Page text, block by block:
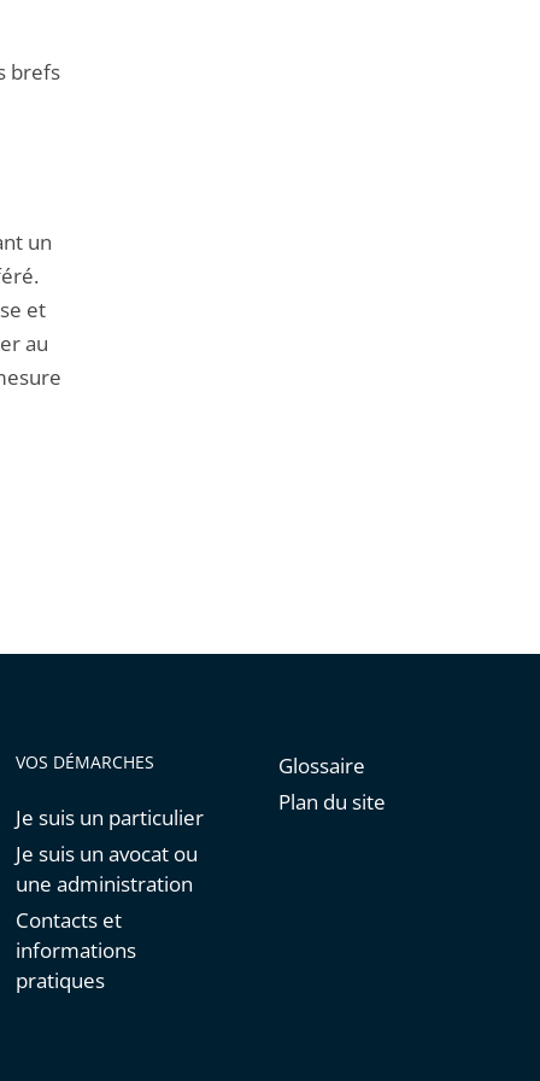
brefs
un
et
au
VOS DÉMARCHES
Je suis un particulier
Je suis un avocat ou
une administration
Contacts et
informations
pratiques
Glossaire
Plan du site